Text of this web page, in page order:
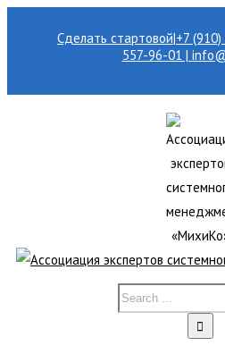
Сделать стартовой|+7
557-96-01 |